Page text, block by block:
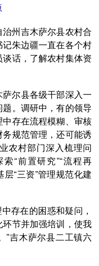
州吉木萨尔县农村合
朱边疆一直在各个村
话，了解农村集体资
尔县各级干部深入一
。调研中，有的领导
存在流程模糊、审核
规范管理，还可能诱
农村部门深入梳理问
“前置研究”“流程再
层“三资”管理规范化建
存在的困惑和疑问，
节并加强培训，使我
”吉木萨尔县二工镇六